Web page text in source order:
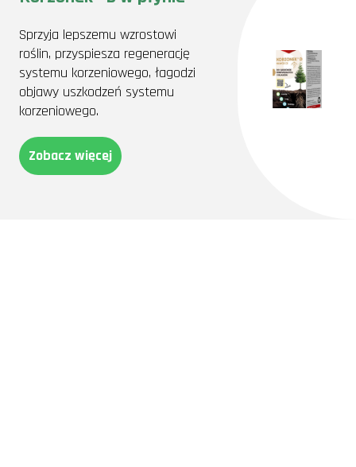
Sprzyja lepszemu wzrostowi
roślin, przyspiesza regenerację
systemu korzeniowego, łagodzi
objawy uszkodzeń systemu
korzeniowego.
Zobacz więcej